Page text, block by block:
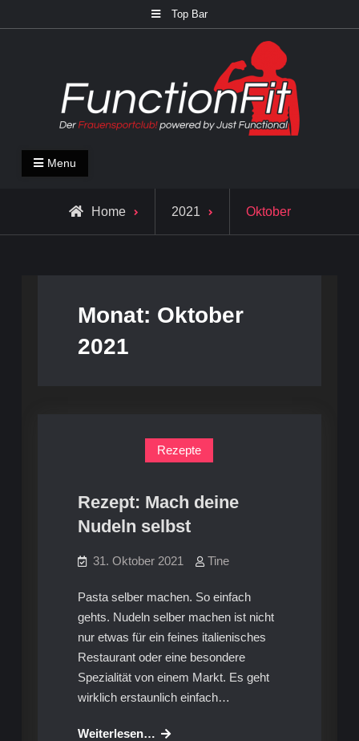
to
Top Bar
FunctionFit Blog
Fitness und Lifestyle Blog
Menu
Home 2021 Oktober
Monat: Oktober
2021
Rezepte
Rezept: Mach deine
Nudeln selbst
31. Oktober 2021 Tine
Pasta selber machen. So einfach
gehts. Nudeln selber machen ist nicht
nur etwas für ein feines italienisches
Restaurant oder eine besondere
Spezialität von einem Markt. Es geht
wirklich erstaunlich einfach…
Weiterlesen… Rezept: